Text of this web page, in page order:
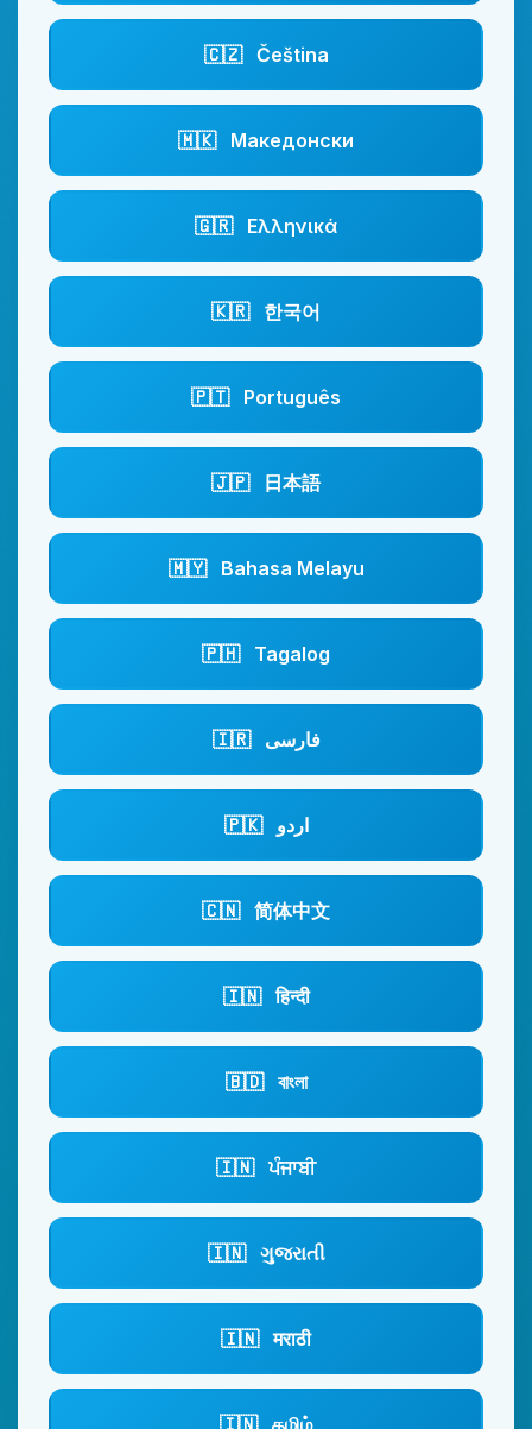
🇨🇿 Čeština
🇲🇰 Македонски
🇬🇷 Ελληνικά
🇰🇷 한국어
🇵🇹 Português
🇯🇵 日本語
🇲🇾 Bahasa Melayu
🇵🇭 Tagalog
🇮🇷 فارسی
🇵🇰 اردو
🇨🇳 简体中文
🇮🇳 हिन्दी
🇧🇩 বাংলা
🇮🇳 ਪੰਜਾਬੀ
🇮🇳 ગુજરાતી
🇮🇳 मराठी
🇮🇳 தமிழ்